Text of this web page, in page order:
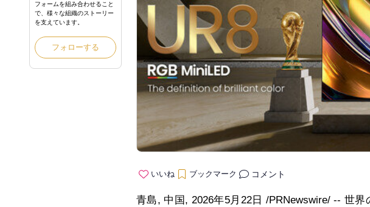
フォームを組み合わせること
で、様々な組織のストーリー
を支えています。
フォローする
いいね ブックマーク コメント
青島, 中国, 2026年5月22日 /PRNewswire/ -- 世